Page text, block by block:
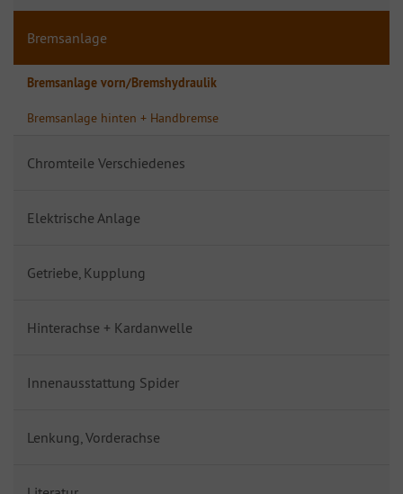
Bremsanlage
Bremsanlage vorn/Bremshydraulik
Bremsanlage hinten + Handbremse
Chromteile Verschiedenes
Elektrische Anlage
Getriebe, Kupplung
Hinterachse + Kardanwelle
Innenausstattung Spider
Lenkung, Vorderachse